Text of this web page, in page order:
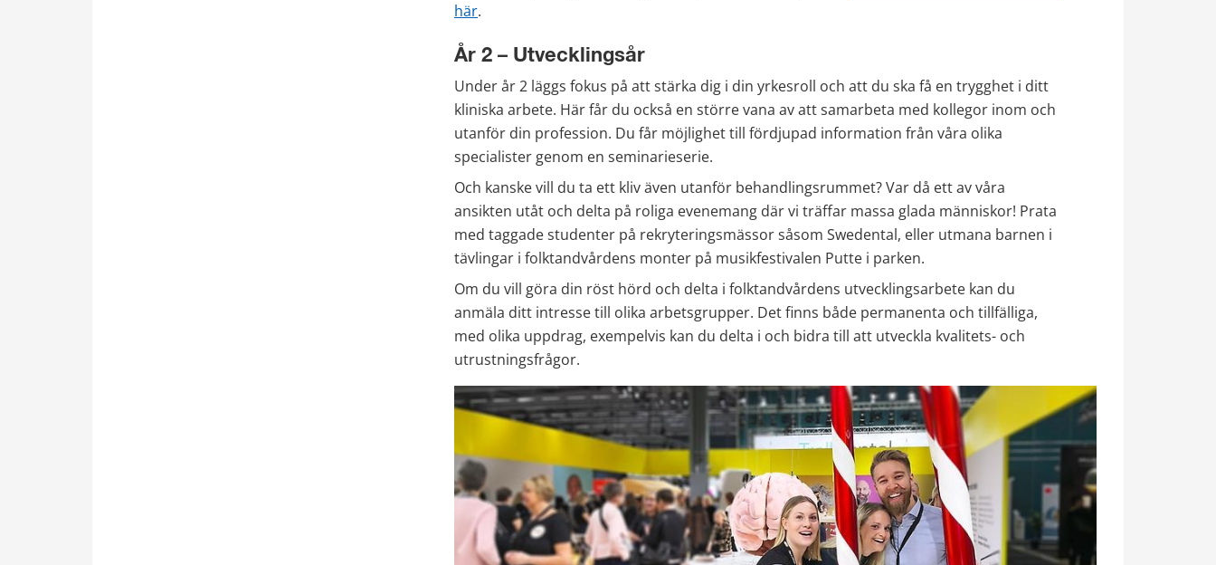
här.
År 2 – Utvecklingsår
Under år 2 läggs fokus på att stärka dig i din yrkesroll och att du ska få en trygghet i ditt
kliniska arbete. Här får du också en större vana av att samarbeta med kollegor inom och
utanför din profession. Du får möjlighet till fördjupad information från våra olika
specialister genom en seminarieserie.
Och kanske vill du ta ett kliv även utanför behandlingsrummet? Var då ett av våra
ansikten utåt och delta på roliga evenemang där vi träffar massa glada människor! Prata
med taggade studenter på rekryteringsmässor såsom Swedental, eller utmana barnen i
tävlingar i folktandvårdens monter på musikfestivalen Putte i parken.
Om du vill göra din röst hörd och delta i folktandvårdens utvecklingsarbete kan du
anmäla ditt intresse till olika arbetsgrupper. Det finns både permanenta och tillfälliga,
med olika uppdrag, exempelvis kan du delta i och bidra till att utveckla kvalitets- och
utrustningsfrågor.